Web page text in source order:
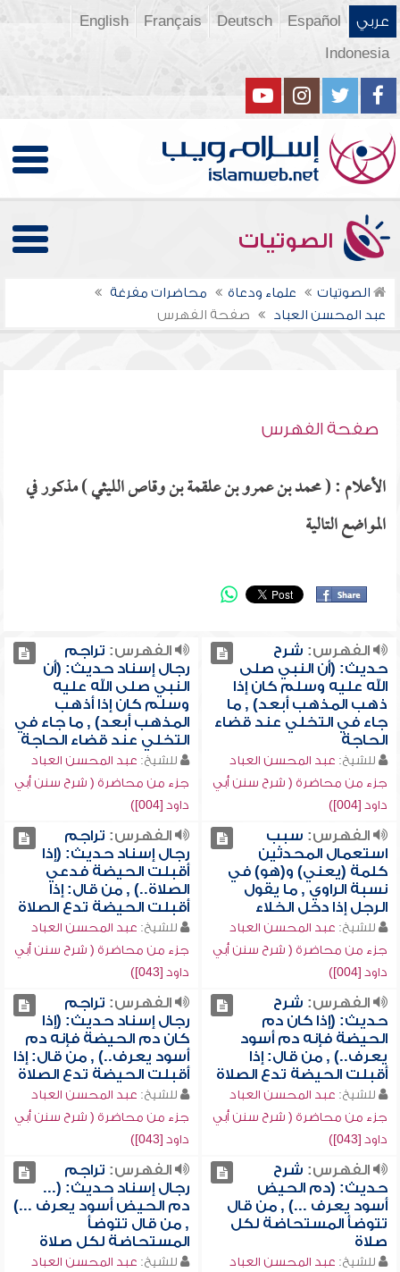
عربي Español
Deutsch
Français
English
Indonesia
الصوتيات
الصوتيات علماء ودعاة
محاضرات مفرغة
عبد المحسن العباد
صفحة الفهرس
صفحة الفهرس
الأعلام : ( محمد بن عمرو بن علقمة بن وقاص الليثي ) مذكور في
المواضع التالية
الفهرس: شرح
حديث: (أن النبي صلى
الله عليه وسلم كان إذا
ذهب المذهب أبعد) , ما
جاء في التخلي عند قضاء
الحاجة
للشيخ: عبد المحسن العباد
جزء من محاضرة ( شرح سنن أبي
داود [004])
الفهرس: تراجم
رجال إسناد حديث: (أن
النبي صلى الله عليه
وسلم كان إذا أذهب
المذهب أبعد) , ما جاء في
التخلي عند قضاء الحاجة
للشيخ: عبد المحسن العباد
جزء من محاضرة ( شرح سنن أبي
داود [004])
الفهرس: سبب
استعمال المحدثين
كلمة (يعني) و(هو) في
نسبة الراوي , ما يقول
الرجل إذا دخل الخلاء
للشيخ: عبد المحسن العباد
جزء من محاضرة ( شرح سنن أبي
داود [004])
الفهرس: تراجم
رجال إسناد حديث: (إذا
أقبلت الحيضة فدعي
الصلاة..) , من قال: إذا
أقبلت الحيضة تدع الصلاة
للشيخ: عبد المحسن العباد
جزء من محاضرة ( شرح سنن أبي
داود [043])
الفهرس: شرح
حديث: (إذا كان دم
الحيضة فإنه دم أسود
يعرف..) , من قال: إذا
أقبلت الحيضة تدع الصلاة
للشيخ: عبد المحسن العباد
جزء من محاضرة ( شرح سنن أبي
داود [043])
الفهرس: تراجم
رجال إسناد حديث: (إذا
كان دم الحيضة فإنه دم
أسود يعرف..) , من قال: إذا
أقبلت الحيضة تدع الصلاة
للشيخ: عبد المحسن العباد
جزء من محاضرة ( شرح سنن أبي
داود [043])
الفهرس: شرح
حديث: (دم الحيض
أسود يعرف ...) , من قال
تتوضأ المستحاضة لكل
صلاة
للشيخ: عبد المحسن العباد
الفهرس: تراجم
رجال إسناد حديث: (...
دم الحيض أسود يعرف ...)
, من قال تتوضأ
المستحاضة لكل صلاة
للشيخ: عبد المحسن العباد